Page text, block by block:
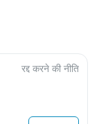
रद्द करने की नीति